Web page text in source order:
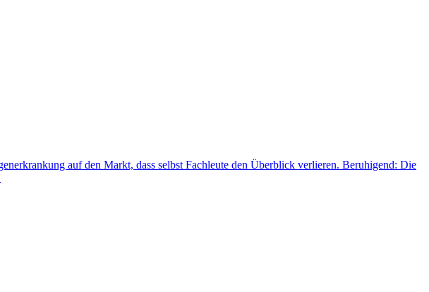
auf den Markt, dass selbst Fachleute den Überblick verlieren. Beruhigend: Die